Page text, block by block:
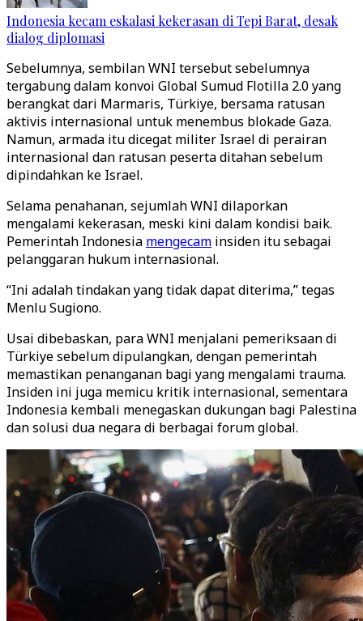
Indonesia kecam eskalasi kekerasan di Tepi Barat, desak
dialog diplomasi
Sebelumnya, sembilan WNI tersebut sebelumnya
tergabung dalam konvoi Global Sumud Flotilla 2.0 yang
berangkat dari Marmaris, Türkiye, bersama ratusan
aktivis internasional untuk menembus blokade Gaza.
Namun, armada itu dicegat militer Israel di perairan
internasional dan ratusan peserta ditahan sebelum
dipindahkan ke Israel.
Selama penahanan, sejumlah WNI dilaporkan
mengalami kekerasan, meski kini dalam kondisi baik.
Pemerintah Indonesia mengecam insiden itu sebagai
pelanggaran hukum internasional.
“Ini adalah tindakan yang tidak dapat diterima,” tegas
Menlu Sugiono.
Usai dibebaskan, para WNI menjalani pemeriksaan di
Türkiye sebelum dipulangkan, dengan pemerintah
memastikan penanganan bagi yang mengalami trauma.
Insiden ini juga memicu kritik internasional, sementara
Indonesia kembali menegaskan dukungan bagi Palestina
dan solusi dua negara di berbagai forum global.